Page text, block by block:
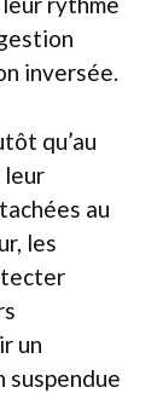
inversée.
qu’au
leur
au
les
un